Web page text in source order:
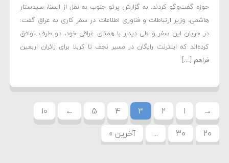
حوزه گفت‌وگو کردند. به گزارش پرتو جنوب به نقل از ایسنا، سیدستار
هاشمی، وزیر ارتباطات و فناوری اطلاعات در سفر کاری به عراق گفت:
در جریان این سفر و طی دیدار با همتای عراقی خود، دو طرف توافق
کرده‌اند که اینترنت رایگان در مسیر نجف تا کربلا برای زائران اربعین
فراهم […]
→
1
2
3
4
5
←
10
20
30
... آخرین »